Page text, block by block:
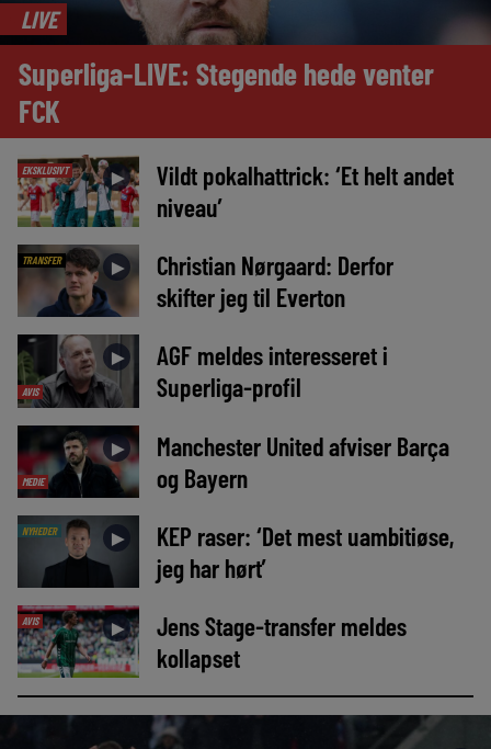
LIVE
Superliga-LIVE: Stegende hede venter
FCK
EKSKLUSIVT ►
Vildt pokalhattrick: ‘Et helt andet
niveau’
TRANSFER ►
Christian Nørgaard: Derfor
skifter jeg til Everton
AVIS
►
AGF meldes interesseret i
Superliga-profil
MEDIE
►
Manchester United afviser Barça
og Bayern
NYHEDER ►
KEP raser: ‘Det mest uambitiøse,
jeg har hørt’
AVIS ►
Jens Stage-transfer meldes
kollapset